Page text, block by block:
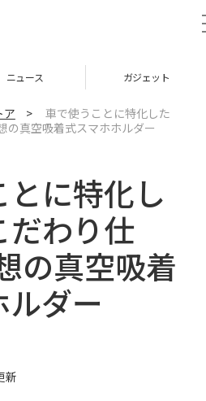
ニュース ガジェット
ア >
車で使うことに特化した
真空吸着式スマホホルダー
に特化し
だわり仕
真空吸着
ダー
新